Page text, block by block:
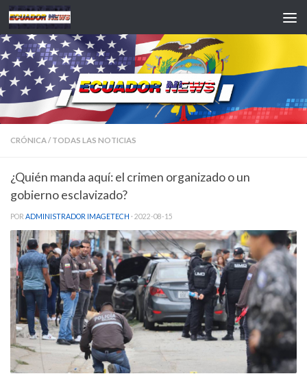
Saltar al contenido
CRÓNICA/ TODAS LAS NOTICIAS
¿Quién manda aquí: el crimen organizado o un
gobierno esclavizado?
POR ADMINISTRADOR IMAGETECH · 2022-08-15